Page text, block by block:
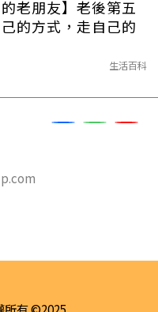
的老朋友】老後第五
的方式，走自己的
生活百科